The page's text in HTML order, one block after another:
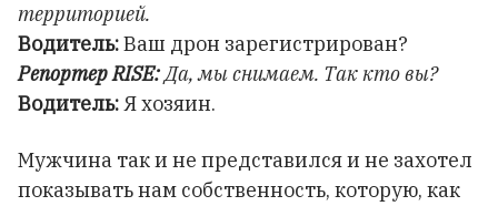
территорией.
Водитель:Ваш дрон зарегистрирован?
Репортер RISE:Да, мы снимаем. Так кто вы?
Водитель:Я хозяин.
Мужчина так и не представился и не захотел
показывать нам собственность, которую, как